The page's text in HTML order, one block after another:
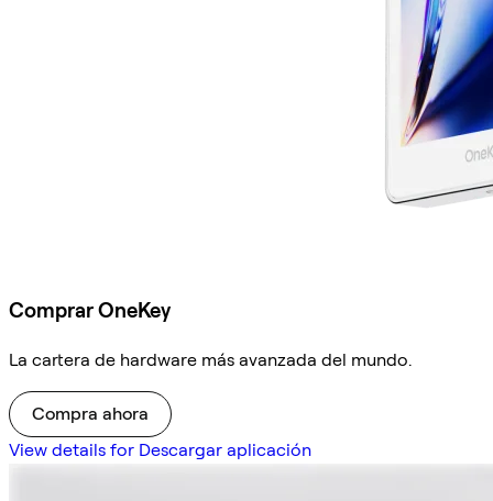
Comprar OneKey
La cartera de hardware más avanzada del mundo.
Compra ahora
View details for Descargar aplicación